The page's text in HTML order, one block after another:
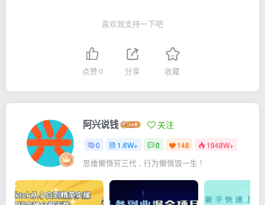
喜欢就支持一下吧
点赞0 分享 收藏
阿兴说钱 关注
0 1.6W+ 0 148 1948W+
思维懒惰穷三代 , 行为懒惰毁一生 !